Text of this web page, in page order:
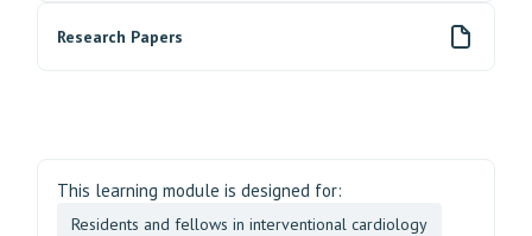
Research Papers
This learning module is designed for:
Residents and fellows in interventional cardiology